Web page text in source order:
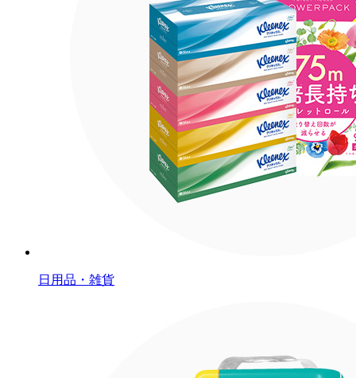
日用品・雑貨